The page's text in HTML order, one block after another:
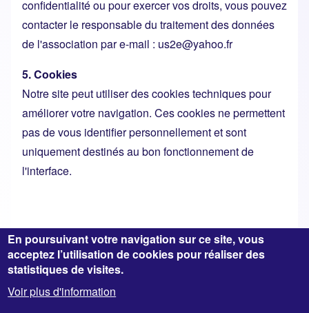
confidentialité ou pour exercer vos droits, vous pouvez
contacter le responsable du traitement des données
de l'association par e-mail : us2e@yahoo.fr
5. Cookies
Notre site peut utiliser des cookies techniques pour
améliorer votre navigation. Ces cookies ne permettent
pas de vous identifier personnellement et sont
uniquement destinés au bon fonctionnement de
l'interface.
En poursuivant votre navigation sur ce site, vous
acceptez l’utilisation de cookies pour réaliser des
statistiques de visites.
Voir plus d'information